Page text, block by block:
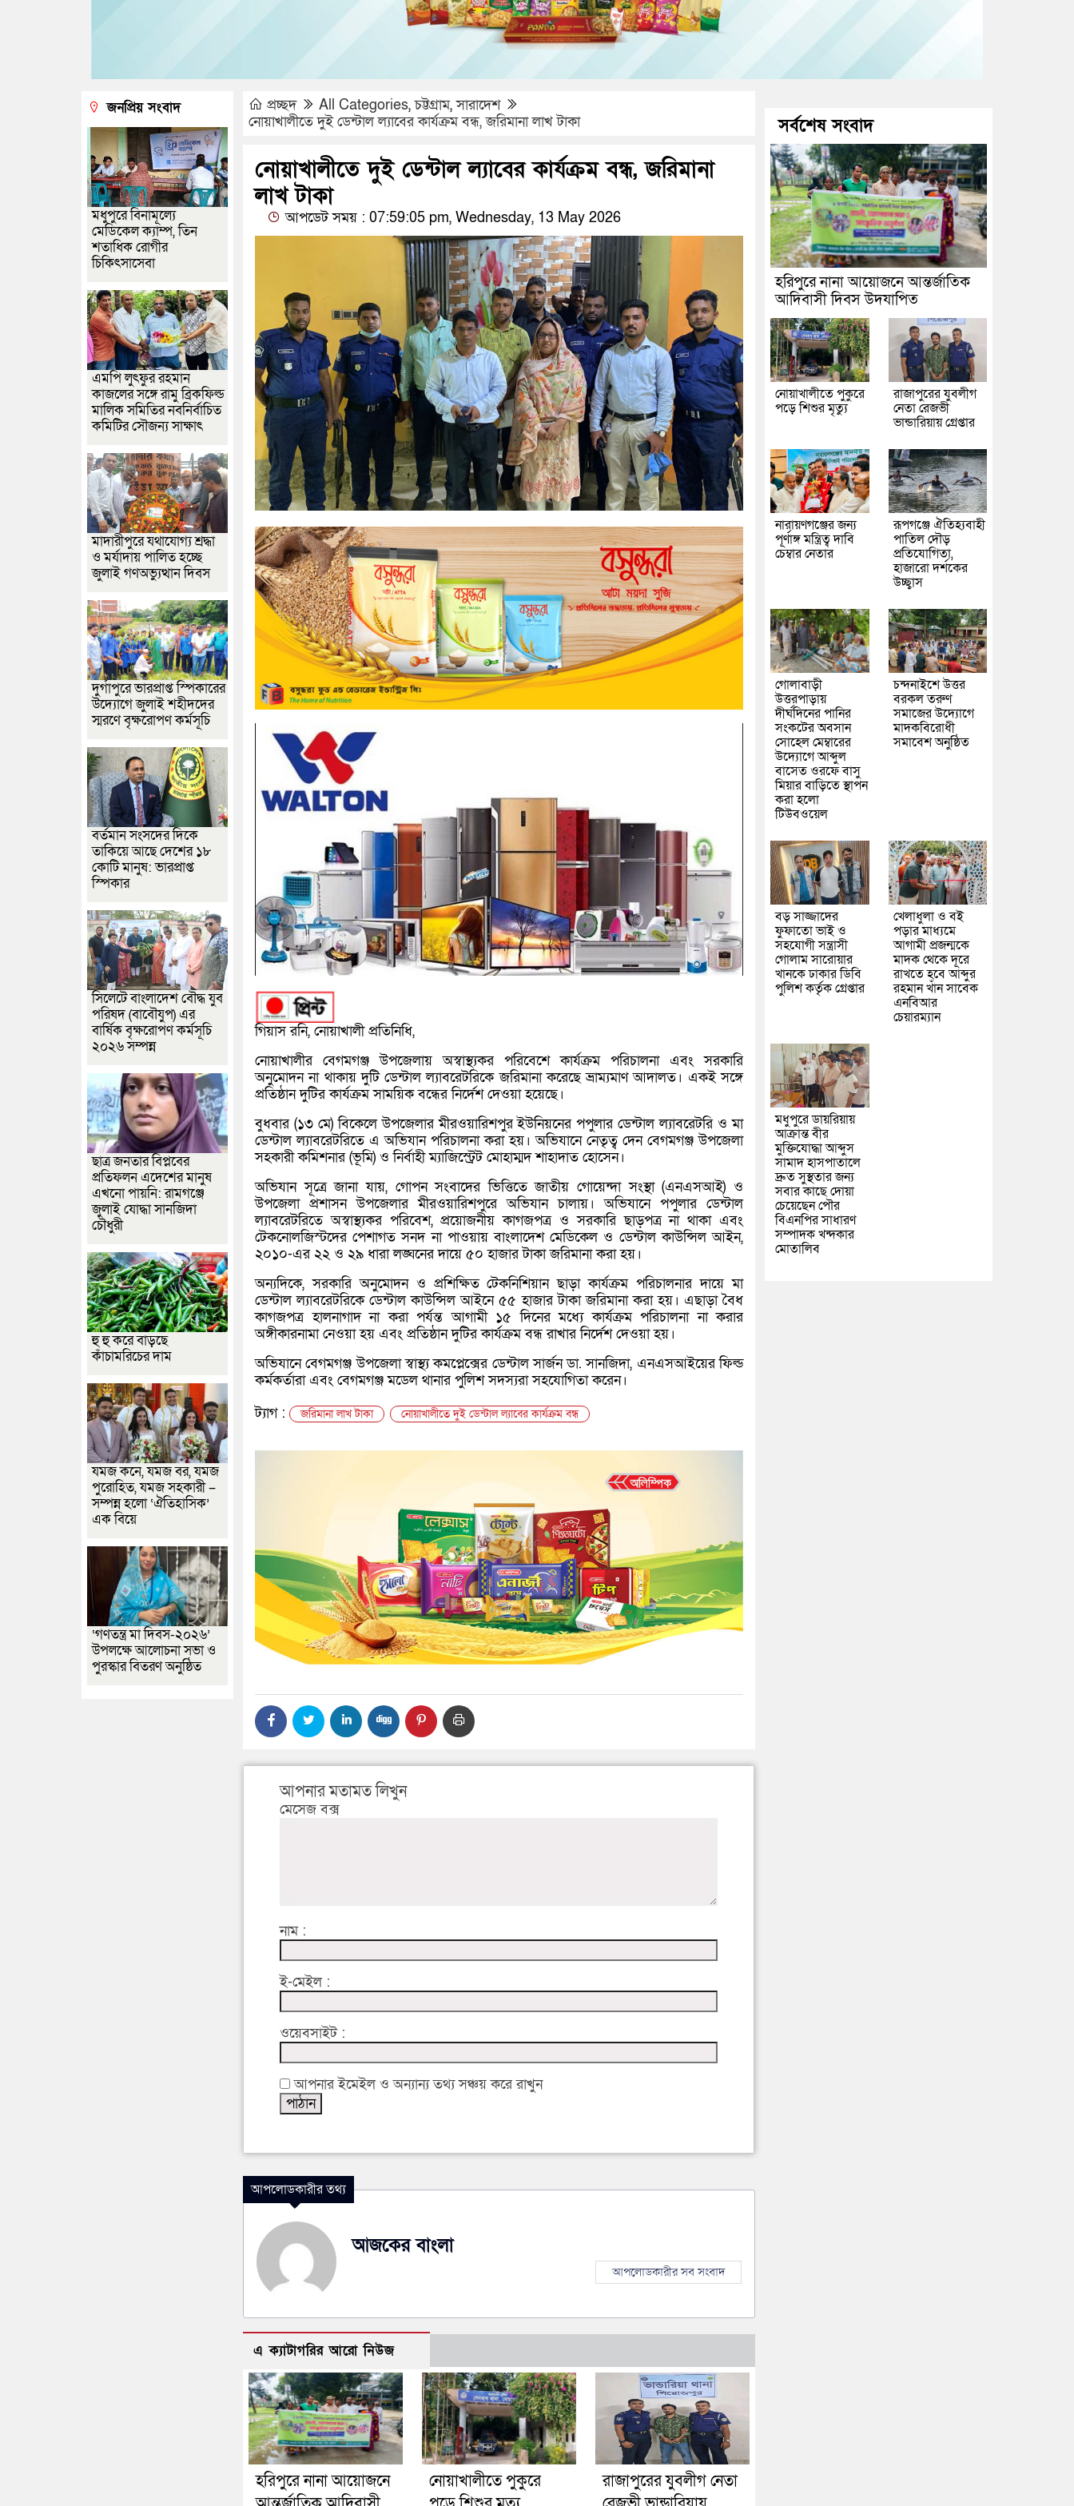
প্রচ্ছদ All Categories,চট্টগ্রাম,সারাদেশ
নোয়াখালীতে দুই ডেন্টাল ল্যাবের কার্যক্রম বন্ধ, জরিমানা লাখ টাকা
নোয়াখালীতে দুই ডেন্টাল ল্যাবের কার্যক্রম বন্ধ, জরিমানা
লাখ টাকা
আপডেট সময় : 07:59:05 pm, Wednesday, 13 May 2026
গিয়াস রনি, নোয়াখালী প্রতিনিধি,
নোয়াখালীর বেগমগঞ্জ উপজেলায় অস্বাস্থ্যকর পরিবেশে কার্যক্রম পরিচালনা এবং সরকারি
অনুমোদন না থাকায় দুটি ডেন্টাল ল্যাবরেটরিকে জরিমানা করেছে ভ্রাম্যমাণ আদালত। একই সঙ্গে
প্রতিষ্ঠান দুটির কার্যক্রম সাময়িক বন্ধের নির্দেশ দেওয়া হয়েছে।
বুধবার (১৩ মে) বিকেলে উপজেলার মীরওয়ারিশপুর ইউনিয়নের পপুলার ডেন্টাল ল্যাবরেটরি ও মা
ডেন্টাল ল্যাবরেটরিতে এ অভিযান পরিচালনা করা হয়। অভিযানে নেতৃত্ব দেন বেগমগঞ্জ উপজেলা
সহকারী কমিশনার (ভূমি) ও নির্বাহী ম্যাজিস্ট্রেট মোহাম্মদ শাহাদাত হোসেন।
অভিযান সূত্রে জানা যায়, গোপন সংবাদের ভিত্তিতে জাতীয় গোয়েন্দা সংস্থা (এনএসআই) ও
উপজেলা প্রশাসন উপজেলার মীরওয়ারিশপুরে অভিযান চালায়। অভিযানে পপুলার ডেন্টাল
ল্যাবরেটরিতে অস্বাস্থ্যকর পরিবেশ, প্রয়োজনীয় কাগজপত্র ও সরকারি ছাড়পত্র না থাকা এবং
টেকনোলজিস্টদের পেশাগত সনদ না পাওয়ায় বাংলাদেশ মেডিকেল ও ডেন্টাল কাউন্সিল আইন,
২০১০-এর ২২ ও ২৯ ধারা লঙ্ঘনের দায়ে ৫০ হাজার টাকা জরিমানা করা হয়।
অন্যদিকে, সরকারি অনুমোদন ও প্রশিক্ষিত টেকনিশিয়ান ছাড়া কার্যক্রম পরিচালনার দায়ে মা
ডেন্টাল ল্যাবরেটরিকে ডেন্টাল কাউন্সিল আইনে ৫৫ হাজার টাকা জরিমানা করা হয়। এছাড়া বৈধ
কাগজপত্র হালনাগাদ না করা পর্যন্ত আগামী ১৫ দিনের মধ্যে কার্যক্রম পরিচালনা না করার
অঙ্গীকারনামা নেওয়া হয় এবং প্রতিষ্ঠান দুটির কার্যক্রম বন্ধ রাখার নির্দেশ দেওয়া হয়।
অভিযানে বেগমগঞ্জ উপজেলা স্বাস্থ্য কমপ্লেক্সের ডেন্টাল সার্জন ডা. সানজিদা, এনএসআইয়ের ফিল্ড
কর্মকর্তারা এবং বেগমগঞ্জ মডেল থানার পুলিশ সদস্যরা সহযোগিতা করেন।
ট্যাগ :
জরিমানা লাখ টাকা নোয়াখালীতে দুই ডেন্টাল ল্যাবের কার্যক্রম বন্ধ
আপনার মতামত লিখুন
মেসেজ বক্স
নাম :
ই-মেইল :
ওয়েবসাইট :
আপনার ইমেইল ও অন্যান্য তথ্য সঞ্চয় করে রাখুন
আপলোডকারীর তথ্য
আজকের বাংলা
আপলোডকারীর সব সংবাদ
এ ক্যাটাগরির আরো নিউজ
হরিপুরে নানা আয়োজনে
নোয়াখালীতে পুকুরে
রাজাপুরের যুবলীগ নেতা
জনপ্রিয় সংবাদ
মধুপুরে বিনামূল্যে
মেডিকেল ক্যাম্প, তিন
শতাধিক রোগীর
চিকিৎসাসেবা
এমপি লুৎফুর রহমান
কাজলের সঙ্গে রামু ব্রিকফিল্ড
মালিক সমিতির নবনির্বাচিত
কমিটির সৌজন্য সাক্ষাৎ
মাদারীপুরে যথাযোগ্য শ্রদ্ধা
ও মর্যাদায় পালিত হচ্ছে
জুলাই গণঅভ্যুত্থান দিবস
দুর্গাপুরে ভারপ্রাপ্ত স্পিকারের
উদ্যোগে জুলাই শহীদদের
স্মরণে বৃক্ষরোপণ কর্মসূচি
বর্তমান সংসদের দিকে
তাকিয়ে আছে দেশের ১৮
কোটি মানুষ: ভারপ্রাপ্ত
স্পিকার
সিলেটে বাংলাদেশ বৌদ্ধ যুব
পরিষদ (বাবৌযুপ) এর
বার্ষিক বৃক্ষরোপণ কর্মসূচি
২০২৬ সম্পন্ন
ছাত্র জনতার বিপ্লবের
প্রতিফলন এদেশের মানুষ
এখনো পায়নি: রামগঞ্জে
জুলাই যোদ্ধা সানজিদা
চৌধুরী
হু হু করে বাড়ছে
কাঁচামরিচের দাম
যমজ কনে, যমজ বর, যমজ
পুরোহিত, যমজ সহকারী –
সম্পন্ন হলো ‘ঐতিহাসিক’
এক বিয়ে
‘গণতন্ত্র মা দিবস-২০২৬’
উপলক্ষে আলোচনা সভা ও
পুরস্কার বিতরণ অনুষ্ঠিত
সর্বশেষ সংবাদ
হরিপুরে নানা আয়োজনে আন্তর্জাতিক
আদিবাসী দিবস উদযাপিত
নোয়াখালীতে পুকুরে
পড়ে শিশুর মৃত্যু
রাজাপুরের যুবলীগ
নেতা রেজভী
ভান্ডারিয়ায় গ্রেপ্তার
নারায়ণগঞ্জের জন্য
পূর্ণাঙ্গ মন্ত্রিত্ব দাবি
চেম্বার নেতার
রূপগঞ্জে ঐতিহ্যবাহী
পাতিল দৌড়
প্রতিযোগিতা,
হাজারো দর্শকের
উচ্ছ্বাস
গোলাবাড়ী
উত্তরপাড়ায়
দীর্ঘদিনের পানির
সংকটের অবসান
সোহেল মেম্বারের
উদ্যোগে আব্দুল
বাসেত ওরফে বাসু
মিয়ার বাড়িতে স্থাপন
করা হলো
টিউবওয়েল
চন্দনাইশে উত্তর
বরকল তরুণ
সমাজের উদ্যোগে
মাদকবিরোধী
সমাবেশ অনুষ্ঠিত
বড় সাজ্জাদের
ফুফাতো ভাই ও
সহযোগী সন্ত্রাসী
গোলাম সারোয়ার
খানকে ঢাকার ডিবি
পুলিশ কর্তৃক গ্রেপ্তার
খেলাধুলা ও বই
পড়ার মাধ্যমে
আগামী প্রজন্মকে
মাদক থেকে দূরে
রাখতে হবে আব্দুর
রহমান খাঁন সাবেক
এনবিআর
চেয়ারম্যান
মধুপুরে ডায়রিয়ায়
আক্রান্ত বীর
মুক্তিযোদ্ধা আব্দুস
সামাদ হাসপাতালে
দ্রুত সুস্থতার জন্য
সবার কাছে দোয়া
চেয়েছেন পৌর
বিএনপির সাধারণ
সম্পাদক খন্দকার
মোতালিব